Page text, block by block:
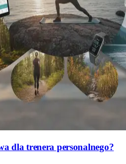
dla trenera personalnego?